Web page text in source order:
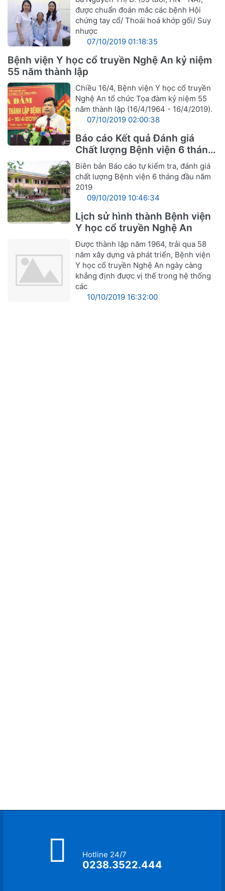
được chuẩn đoán mắc các bệnh Hội
chứng tay cổ/ Thoái hoá khớp gối/ Suy
nhược
07/10/2019 01:18:35
Bệnh viện Y học cổ truyền Nghệ An kỷ niệm
55 năm thành lập
Chiều 16/4, Bệnh viện Y học cổ truyền
Nghệ An tổ chức Tọa đàm kỷ niệm 55
năm thành lập (16/4/1964 - 16/4/2019).
07/10/2019 02:00:38
Báo cáo Kết quả Đánh giá
Chất lượng Bệnh viện 6 tháng
đầu năm 2019
Biên bản Báo cáo tự kiểm tra, đánh giá
chất lượng Bệnh viện 6 tháng đầu năm
2019
09/10/2019 10:46:34
Lịch sử hình thành Bệnh viện
Y học cổ truyền Nghệ An
Được thành lập năm 1964, trải qua 58
năm xây dựng và phát triển, Bệnh viện
Y học cổ truyền Nghệ An ngày càng
khẳng định được vị thế trong hệ thống
các
10/10/2019 16:32:00
Hotline 24/7
0238.3522.444